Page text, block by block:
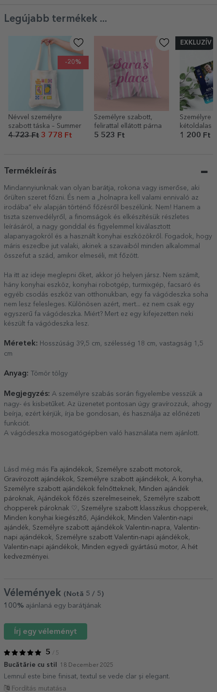
Legújabb termékek ...
-20%
Névvel személyre
szabott táska – Summer
4 723 Ft 3 778 Ft
Személyre szabott,
felirattal ellátott párna
5 523 Ft
EXKLUZÍV
Személyre
kétoldalas
kártya
1 200 Ft
Termékleírás
Mindannyiunknak van olyan barátja, rokona vagy ismerőse, aki
őrülten szeret főzni. És nem a „holnapra kell valami ennivaló az
irodába” elv alapján történő főzésről beszélünk. Nem! Hanem a
tiszta szenvedélyről, a finomságok és elkészítésük részletes
leírásáról, a nagy gonddal és figyelemmel kiválasztott
alapanyagokról és a használt konyhai eszközökről. Fogadok, hogy
máris eszedbe jut valaki, akinek a szavaiból minden alkalommal
összefut a szád, amikor elmeséli, mit főzött.
Ha itt az ideje meglepni őket, akkor jó helyen jársz. Nem számít,
hány konyhai eszköz, konyhai robotgép, turmixgép, facsaró és
egyéb csodás eszköz van otthonukban, egy fa vágódeszka soha
nem lesz felesleges. Különösen azért, mert... ez nem csak egy
egyszerű fa vágódeszka. Miért? Mert ez egy kifejezetten neki
készült fa vágódeszka lesz.
Méretek: Hosszúság 39,5 cm, szélesség 18 cm, vastagság 1,5
cm
Anyag: Tömör tölgy
Megjegyzés: A személyre szabás során figyelembe vesszük a
nagy- és kisbetűket. Az üzenetet pontosan úgy gravírozzuk, ahogy
beírja, ezért kérjük, írja be gondosan, és használja az előnézeti
funkciót.
A vágódeszka mosogatógépben való használata nem ajánlott.
Lásd még más Fa ajándékok, Személyre szabott motorok,
Gravírozott ajándékok, Személyre szabott ajándékok, A konyha,
Személyre szabott ajándékok felnőtteknek, Minden ajándék
pároknak, Ajándékok főzés szerelmeseinek, Személyre szabott
chopperek pároknak ♡ , Személyre szabott klasszikus chopperek,
Minden konyhai kiegészítő, Ajándékok, Minden Valentin-napi
ajándék, Személyre szabott ajándékok Valentin-napra, Valentin-
napi ajándékok, Személyre szabott Valentin-napi ajándékok,
Valentin-napi ajándékok, Minden egyedi gyártású motor, A hét
kedvezményei.
Vélemények (Notă 5 / 5 )
100% ajánlaná egy barátjának
Írj egy véleményt
5 / 5
Bucătărie cu stil 18 December 2025
Lemnul este bine finisat, textul se vede clar și elegant.
Fordítás mutatása